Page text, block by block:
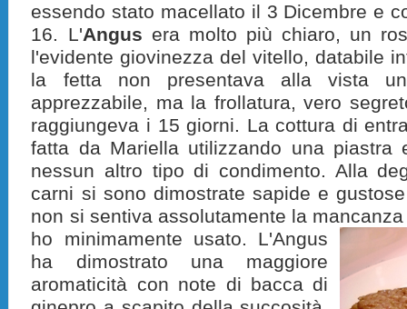
essendo stato macellato il 3 Dicembre e
16. L'Angus era molto più chiaro, un
l'evidente giovinezza del vitello, databile
la fetta non presentava alla vista
apprezzabile, ma la frollatura, vero
raggiungeva i 15 giorni. La cottura di
fatta da Mariella utilizzando una piastra
nessun altro tipo di condimento. Alla
carni si sono dimostrate sapide e
non si sentiva assolutamente la
ho minimamente usato. L'Angus
ha dimostrato una maggiore
aromaticità con note di bacca di